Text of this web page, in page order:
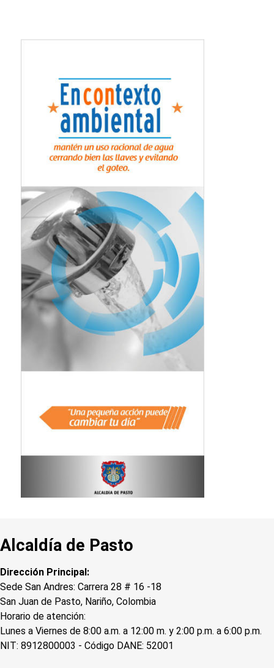
Alcaldía de Pasto
Dirección Principal:
Sede San Andres: Carrera 28 # 16 -18
San Juan de Pasto, Nariño, Colombia
Horario de atención:
Lunes a Viernes de 8:00 a.m. a 12:00 m. y 2:00 p.m. a 6:00 p.m.
NIT: 8912800003 - Código DANE: 52001